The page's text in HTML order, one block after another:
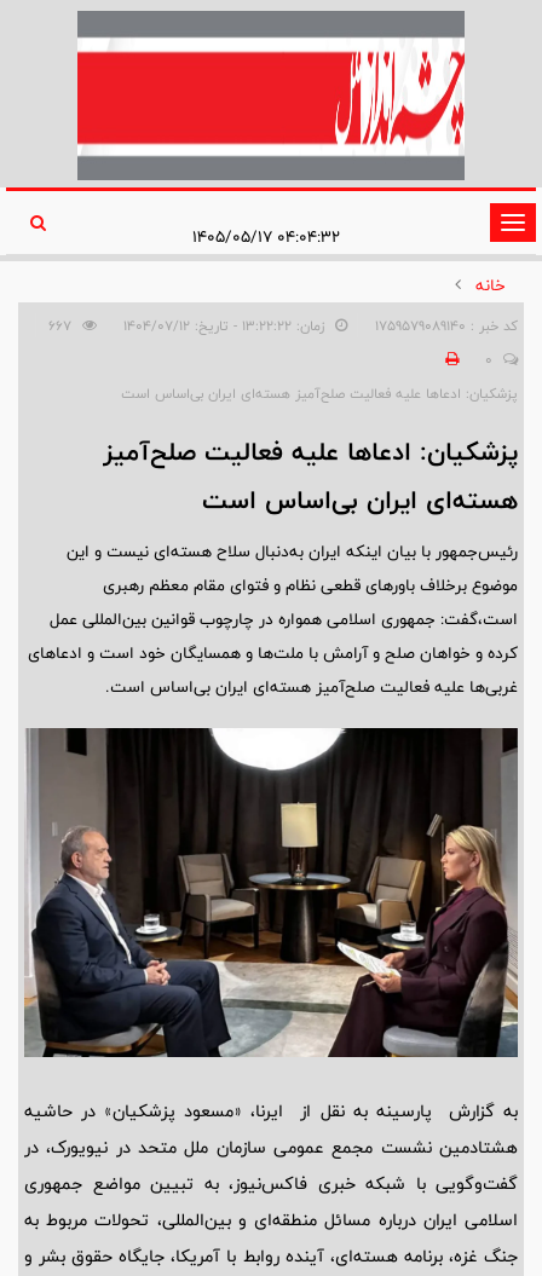
تغییر
وضعیت
ناوبری
۰۴:۰۴:۳۲ ۱۴۰۵/۰۵/۱۷
خانه
کد خبر : 1759579089140 زمان: ۱۳:۲۲:۲۲ - تاریخ: ۱۴۰۴/۰۷/۱۲
0
پزشکیان: ادعاها علیه فعالیت صلح‌آمیز هسته‌ای ایران بی‌اساس است
پزشکیان: ادعاها علیه فعالیت صلح‌آمیز
هسته‌ای ایران بی‌اساس است
رئیس‌جمهور با بیان اینکه ایران به‌دنبال سلاح هسته‌ای نیست و این
موضوع برخلاف باورهای قطعی نظام و فتوای مقام معظم رهبری
است،گفت: جمهوری اسلامی همواره در چارچوب قوانین بین‌المللی عمل
کرده و خواهان صلح و آرامش با ملت‌ها و همسایگان خود است و ادعاهای
غربی‌ها علیه فعالیت صلح‌آمیز هسته‌ای ایران بی‌اساس است.
به گزارش پارسینه به نقل از ایرنا، «مسعود پزشکیان» در حاشیه
هشتادمین نشست مجمع عمومی سازمان ملل متحد در نیویورک، در
گفت‌وگویی با شبکه خبری فاکس‌نیوز، به تبیین مواضع جمهوری
اسلامی ایران درباره مسائل منطقه‌ای و بین‌المللی، تحولات مربوط به
جنگ غزه، برنامه هسته‌ای، آینده روابط با آمریکا، جایگاه حقوق بشر و